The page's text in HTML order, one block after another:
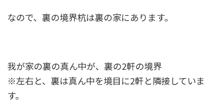
なので、裏の境界杭は裏の家にあります。
我が家の裏の真ん中が、裏の2軒の境界
※左右と、裏は真ん中を境目に2軒と隣接していま
す。